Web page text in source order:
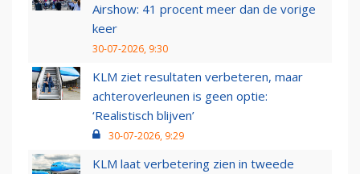
Airshow: 41 procent meer dan de vorige
keer
30-07-2026, 9:30
KLM ziet resultaten verbeteren, maar
achteroverleunen is geen optie:
‘Realistisch blijven’
30-07-2026, 9:29
KLM laat verbetering zien in tweede